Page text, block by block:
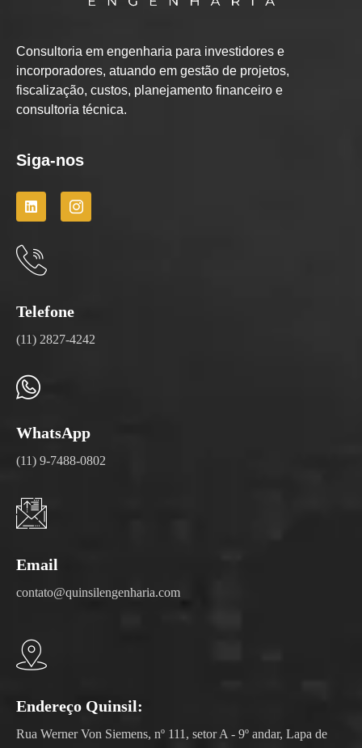
Consultoria em engenharia para investidores e
incorporadores, atuando em gestão de projetos,
fiscalização, custos, planejamento financeiro e
consultoria técnica.
Siga-nos
Telefone
(11) 2827-4242
WhatsApp
(11) 9-7488-0802
Email
contato@quinsilengenharia.com
Endereço Quinsil:
Rua Werner Von Siemens, nº 111, setor A - 9º andar, Lapa de